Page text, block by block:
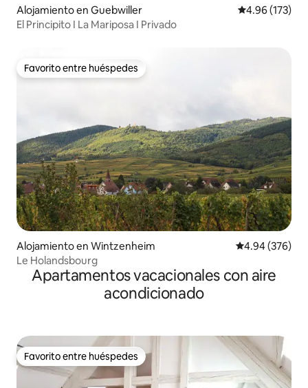
Alojamiento en Guebwiller Calificación
4.96 (173)
El Principito I La Mariposa I Privado
Favorito entre huéspedes
Favorito entre huéspedes
Alojamiento en Wintzenheim Calificación
4.94 (376)
Le Holandsbourg
Apartamentos vacacionales con aire
acondicionado
Favorito entre huéspedes
Favorito entre huéspedes